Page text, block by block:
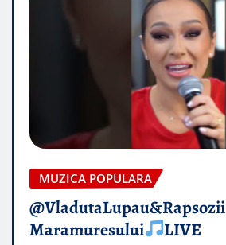
MUZICA POPULARA
@VladutaLupau&Rapsozii
Maramuresului
LIVE